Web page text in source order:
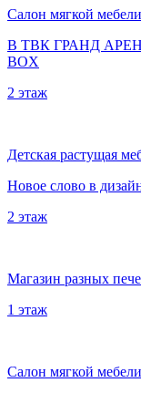
Салон мягкой
В ТВК ГРАНД АРЕНА
BOX
2 этаж
Детская растущая
Новое слово в
2 этаж
Магазин разных
1 этаж
Салон мягкой